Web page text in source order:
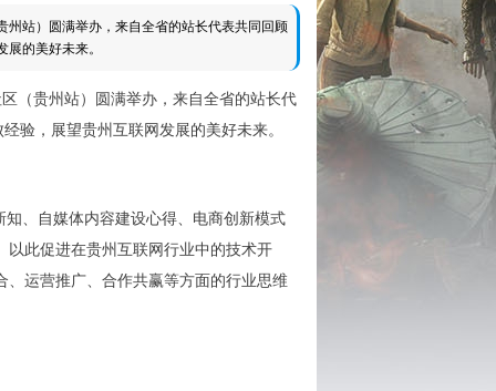
站）圆满举办，来自全省的站长代表共同回顾
的美好未来。
贵州站）圆满举办，来自全省的站长代
验，展望贵州互联网发展的美好未来。
、自媒体内容建设心得、电商创新模式
此促进在贵州互联网行业中的技术开
运营推广、合作共赢等方面的行业思维